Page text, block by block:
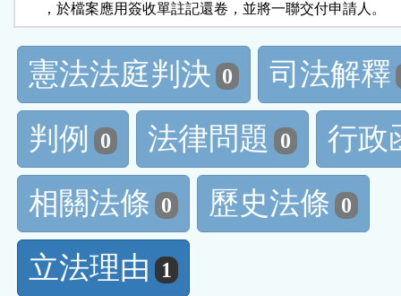
      ，於檔案應用簽收單註記還卷，並將一聯交付申請人。
憲法法庭判決 0
司法解釋
判例
0 法律問題 0
行政
相關法條 0 歷史法條 0
立法理由 1